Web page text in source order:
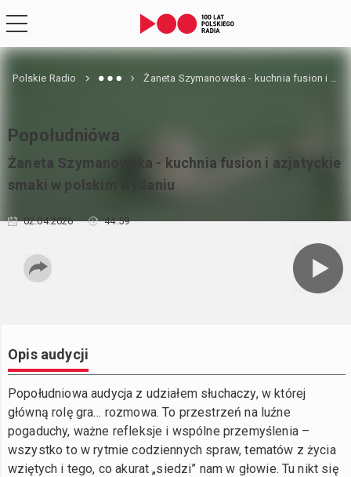
Polskie Radio Żaneta Szymanowska - kuchnia fusion i azjatyckie smaki w polskim wydaniu
Popołudniówa
Żaneta Szymanowska - kuchnia fusion i azjatyckie
smaki w polskim wydaniu
02.04.2026 44:59
Opis audycji
Popołudniowa audycja z udziałem słuchaczy, w której
główną rolę gra… rozmowa. To przestrzeń na luźne
pogaduchy, ważne refleksje i wspólne przemyślenia –
wszystko to w rytmie codziennych spraw, tematów z życia
wziętych i tego, co akurat „siedzi” nam w głowie. Tu nikt się